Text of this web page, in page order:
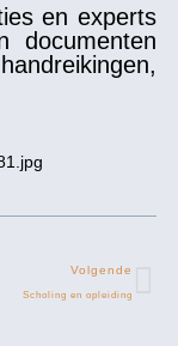
en experts
documenten
Volgende
Scholing en opleiding